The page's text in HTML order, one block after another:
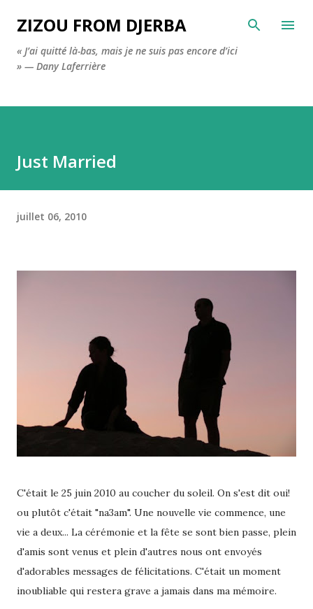
Accéder au contenu principal
ZIZOU FROM DJERBA
« J’ai quitté là-bas, mais je ne suis pas encore d’ici
» — Dany Laferrière
Just Married
juillet 06, 2010
C'était le 25 juin 2010 au coucher du soleil. On s'est dit oui!
ou plutôt c'était "na3am". Une nouvelle vie commence, une
vie a deux... La cérémonie et la fête se sont bien passe, plein
d'amis sont venus et plein d'autres nous ont envoyés
d'adorables messages de félicitations. C'était un moment
inoubliable qui restera grave a jamais dans ma mémoire.